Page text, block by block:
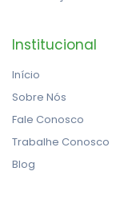
Institucional
Início
Sobre Nós
Fale Conosco
Trabalhe Conosco
Blog